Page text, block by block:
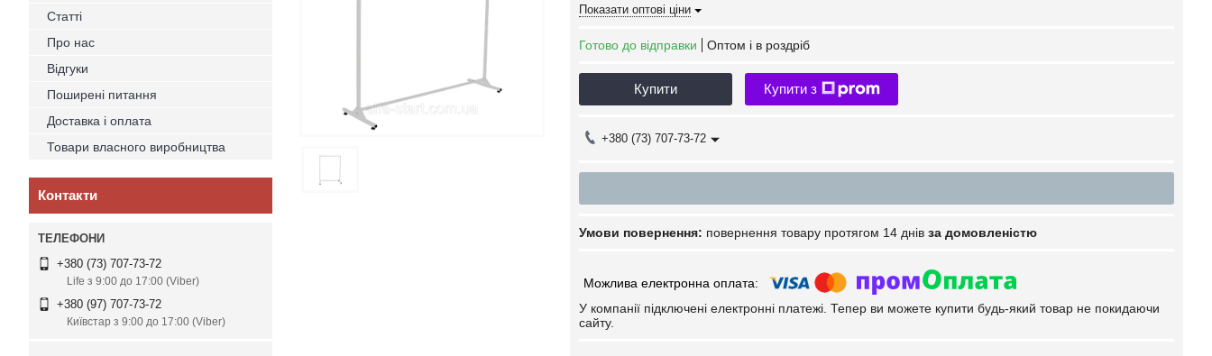
Показати оптові ціни
Готово до відправки Оптом і в роздріб
Купити Купити з
+380 (73) 707-73-72
повернення товару протягом 14 днів за домовленістю
У компанії підключені електронні платежі. Тепер ви можете купити будь-який товар не покидаючи
сайту.
Статті
Про нас
Відгуки
Поширені питання
Доставка і оплата
Товари власного виробництва
Контакти
+380 (73) 707-73-72
Life з 9:00 до 17:00 (Viber)
+380 (97) 707-73-72
Київстар з 9:00 до 17:00 (Viber)